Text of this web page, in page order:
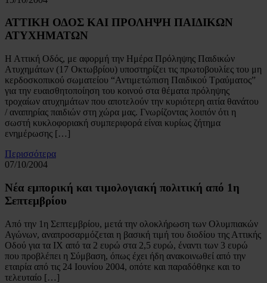
ΑΤΤΙΚΗ ΟΔΟΣ ΚΑΙ ΠΡΟΛΗΨΗ ΠΑΙΔΙΚΩΝ
ΑΤΥΧΗΜΑΤΩΝ
Η Αττική Οδός, με αφορμή την Ημέρα Πρόληψης Παιδικών
Ατυχημάτων (17 Οκτωβρίου) υποστηρίζει τις πρωτοβουλίες του μη
κερδοσκοπικού σωματείου “Αντιμετώπιση Παιδικού Τραύματος”
για την ευαισθητοποίηση του κοινού στα θέματα πρόληψης
τροχαίων ατυχημάτων που αποτελούν την κυριότερη αιτία θανάτου
/ αναπηρίας παιδιών στη χώρα μας. Γνωρίζοντας λοιπόν ότι η
σωστή κυκλοφοριακή συμπεριφορά είναι κυρίως ζήτημα
ενημέρωσης […]
Περισσότερα
07/10/2004
Νέα εμπορική και τιμολογιακή πολιτική από 1η
Σεπτεμβρίου
Από την 1η Σεπτεμβρίου, μετά την ολοκλήρωση των Ολυμπιακών
Αγώνων, αναπροσαρμόζεται η βασική τιμή του διοδίου της Αττικής
Οδού για τα ΙΧ από τα 2 ευρώ στα 2,5 ευρώ, έναντι των 3 ευρώ
που προβλέπει η Σύμβαση, όπως έχει ήδη ανακοινωθεί από την
εταιρία από τις 24 Ιουνίου 2004, οπότε και παραδόθηκε και το
τελευταίο […]